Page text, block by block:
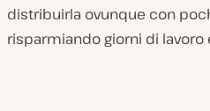
distribuirla ovunque con
risparmiando giorni di lavoro